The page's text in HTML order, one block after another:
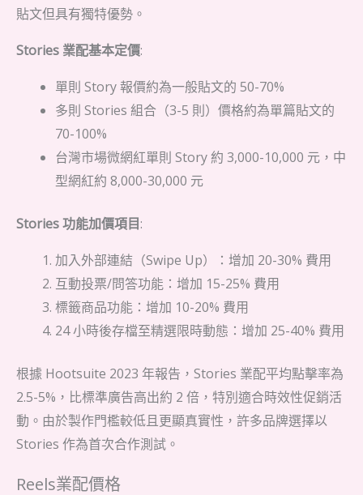
貼文但具有獨特優勢。
Stories 業配基本定價:
單則 Story 報價約為一般貼文的 50-70%
多則 Stories 組合（3-5 則）價格約為單篇貼文的
70-100%
台灣市場微網紅單則 Story 約 3,000-10,000 元，中
型網紅約 8,000-30,000 元
Stories 功能加價項目:
加入外部連結（Swipe Up）：增加 20-30% 費用
互動投票/問答功能：增加 15-25% 費用
標籤商品功能：增加 10-20% 費用
24 小時後存檔至精選限時動態：增加 25-40% 費用
根據 Hootsuite 2023 年報告，Stories 業配平均點擊率為
2.5-5%，比標準廣告高出約 2 倍，特別適合時效性促銷活
動。由於製作門檻較低且更顯真實性，許多品牌選擇以
Stories 作為首次合作測試。
Reels業配價格